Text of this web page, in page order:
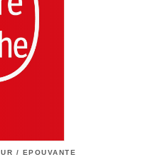
/ EPOUVANTE